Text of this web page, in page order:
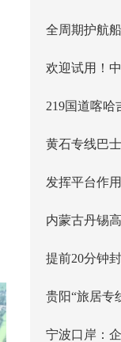
全周期护航
欢迎试用！
219国道喀哈
黄石专线巴
发挥平台作
提前20分钟
贵阳“旅居专
宁波口岸：